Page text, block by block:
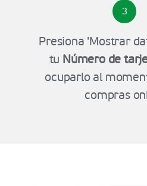
3
Presiona 'Mostrar
tu Número de
ocuparlo al
compras